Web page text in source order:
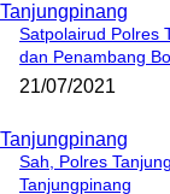
Tanjungpinang
Satpolairud Polres
dan Penambang
21/07/2021
Tanjungpinang
Sah, Polres
Tanjungpinang